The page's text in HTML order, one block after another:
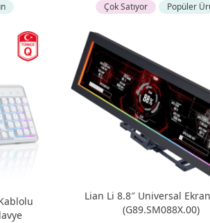
Çok Satıyor Popüler
Lian Li 8.8″ Universal
(G89.SM088X.00)